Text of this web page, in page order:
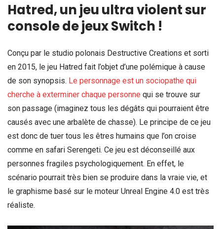
Hatred, un jeu ultra violent sur
console de jeux Switch !
Conçu par le studio polonais Destructive Creations et sorti
en 2015, le jeu Hatred fait l’objet d’une polémique à cause
de son synopsis. Le personnage est un sociopathe qui
cherche à exterminer chaque personne qui se trouve sur
son passage (imaginez tous les dégâts qui pourraient être
causés avec une arbalète de chasse). Le principe de ce jeu
est donc de tuer tous les êtres humains que l’on croise
comme en safari Serengeti. Ce jeu est déconseillé aux
personnes fragiles psychologiquement. En effet, le
scénario pourrait très bien se produire dans la vraie vie, et
le graphisme basé sur le moteur Unreal Engine 4.0 est très
réaliste.